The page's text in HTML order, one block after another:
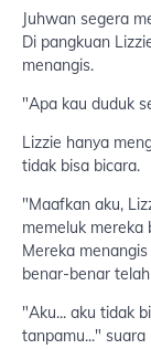
Juhwan segera
Di pangkuan
menangis.
"Apa kau duduk
Lizzie hanya
tidak bisa bicara.
"Maafkan aku,
memeluk mereka
Mereka
benar-benar
"Aku... aku tidak
tanpamu..."